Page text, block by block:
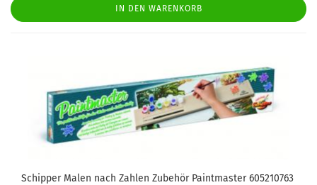
IN DEN WARENKORB
Schipper Malen nach Zahlen Zubehör Paintmaster 605210763